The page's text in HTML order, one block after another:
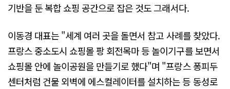
기반을 둔 복합 쇼핑 공간으로 잡은 것도 그래서다.
이동경 대표는 "세계 여러 곳을 돌면서 참고 사례를 찾았다.
프랑스 중소도시 쇼핑몰 팡 회전목마 등 놀이기구를 보면서
쇼핑몰 안에 놀이공원을 만들기로 했다"며 "프랑스 퐁피두
센터처럼 건물 외벽에 에스컬레이터를 설치하는 등 동성로